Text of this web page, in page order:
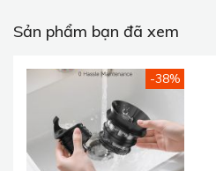
Sản phẩm bạn đã xem
-38%